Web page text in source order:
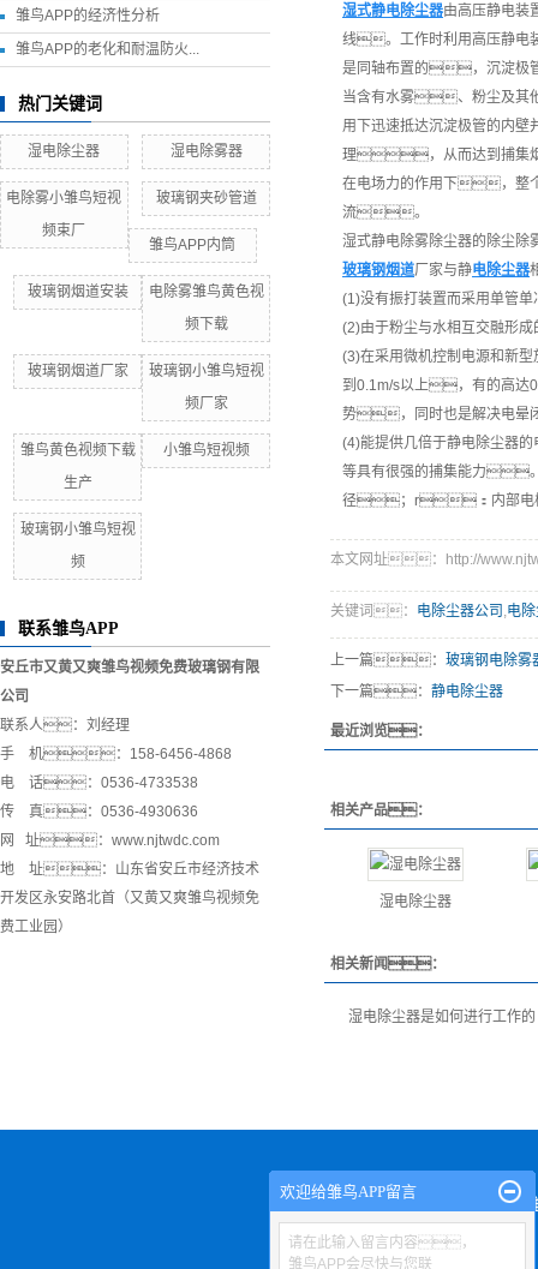
雏鸟APP的经济性分析
雏鸟APP的老化和耐温防火...
热门关键词
湿电除尘器 湿电除雾器
电除雾小雏鸟短视
频束厂
玻璃钢夹砂管道
雏鸟APP内筒
玻璃钢烟道安装
电除雾雏鸟黄色视
频下载
玻璃钢烟道厂家
玻璃钢小雏鸟短视
频厂家
雏鸟黄色视频下载
生产
小雏鸟短视频
玻璃钢小雏鸟短视
频
联系雏鸟APP
安丘市又黄又爽雏鸟视频免费玻璃钢有限
公司
联系人：刘经理
手 机：158-6456-4868
电 话：0536-4733538
传 真：0536-4930636
网 址：www.njtwdc.com
地 址：山东省安丘市经济技术
开发区永安路北首（又黄又爽雏鸟视频免
费工业园）
湿式静电除尘器由高压静电装
线。工作时利用高压静电
是同轴布置的，沉淀极
当含有水雾、粉尘及
用下迅速抵达沉淀极管的内
理，从而达到捕集
在电场力的作用下，整
流。
湿式静电除雾除尘器的除
玻璃钢烟道厂家与静电除尘器
(1)没有振打装置而采用单
(2)由于粉尘与水相互交融
(3)在采用微机控制电源和
到0.1m/s以上，有的高
势，同时也是解决电晕
(4)能提供几倍于静电除尘
等具有很强的捕集能力
径；r：内部电
本文网址：http://
关键词： 电除尘器公司 电
上一篇： 玻璃钢电除雾
下一篇： 静电除尘器
最近浏览：
相关产品：
湿电除尘器
相关新闻：
湿电除尘器是如何进行工作的
关于
欢迎给雏鸟APP留言
请在此输入留言内容，
雏鸟APP会尽快与您联